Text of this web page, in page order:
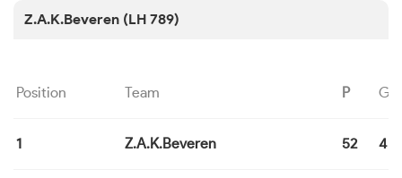
Z.A.K.Beveren (LH 789)
Position Team P G
1 Z.A.K.Beveren 52 4